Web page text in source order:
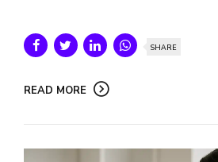
SHARE
READ MORE